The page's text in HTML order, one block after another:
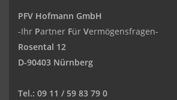
PFV Hofmann GmbH
-Ihr Partner Für Vermögensfragen-
Rosental 12
D-90403 Nürnberg
Tel.: 09 11 / 59 83 79 0